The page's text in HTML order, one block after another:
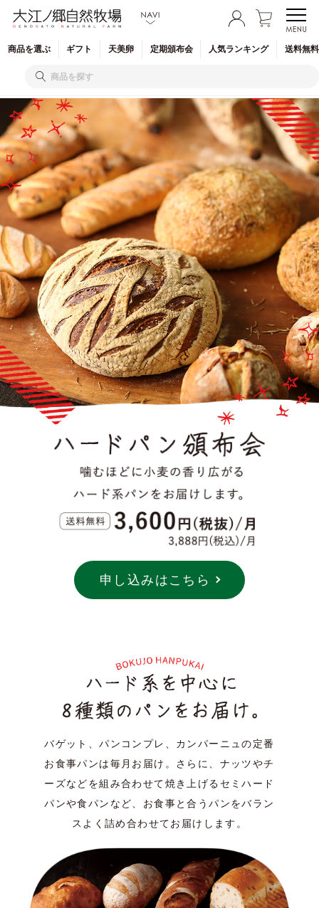
商品を選ぶ ギフト 天美卵 定期頒布会 人気ランキング 送料無
申し込みはこちら
バゲット、パンコンプレ、カンパーニュの定番
お食事パンは毎月お届け。 さらに、ナッツやチ
ーズなどを組み合わせて焼き上げるセミハード
パンや食パンなど、 お食事と合うパンをバラン
スよく詰め合わせてお届けします。